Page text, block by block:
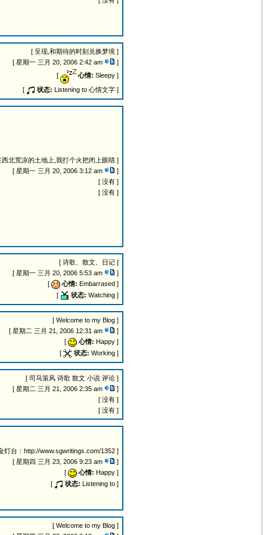
[ 呈现,和期待的时刻兑换梦境 ]
[ 星期一 三月 20, 2006 2:42 am
]
[
心情: Sleepy ]
[
状态: Listening to 心情文字 ]
西北荒凉的土地上,我打个火把闭上眼睛 ]
[ 星期一 三月 20, 2006 3:12 am
]
[ 没有 ]
[ 没有 ]
[ 诗歌、散文、日记 ]
[ 星期一 三月 20, 2006 5:53 am
]
[
心情: Embarrased ]
[
状态: Watching ]
[ Welcome to my Blog ]
[ 星期二 三月 21, 2006 12:31 am
]
[
心情: Happy ]
[
状态: Working ]
[ 司马策风 诗歌 散文 小说 评论 ]
[ 星期二 三月 21, 2006 2:35 am
]
[ 没有 ]
[ 没有 ]
灯台：http://www.sgwritings.com/1352 ]
[ 星期四 三月 23, 2006 9:23 am
]
[
心情: Happy ]
[
状态: Listening to ]
[ Welcome to my Blog ]